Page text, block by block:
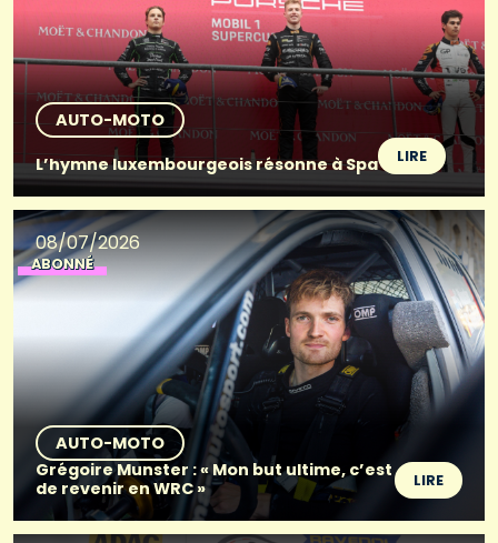
AUTO-MOTO
L’hymne luxembourgeois résonne à Spa
LIRE
08/07/2026
ABONNÉ
AUTO-MOTO
Grégoire Munster : « Mon but ultime, c’est
de revenir en WRC »
LIRE